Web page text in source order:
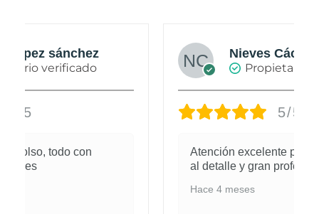
Nieves Cáceres Cabañas
Propietario verificado
Atención excelente pedidos cuidados
al detalle y gran profesional.